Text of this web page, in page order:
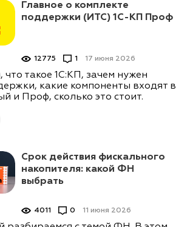
Главное о комплекте
поддержки (ИТС) 1С-КП Проф
17 июня 2026
12775 1
что такое 1С:КП, зачем нужен
какие компоненты входят в
и Проф, сколько это стоит.
Срок действия фискального
накопителя: какой ФН
выбрать
11 июня 2026
4011 0